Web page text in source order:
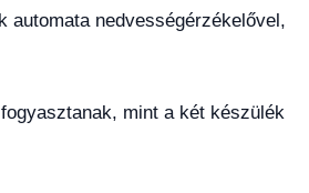
nedvességérzékelővel,
mint a két készülék